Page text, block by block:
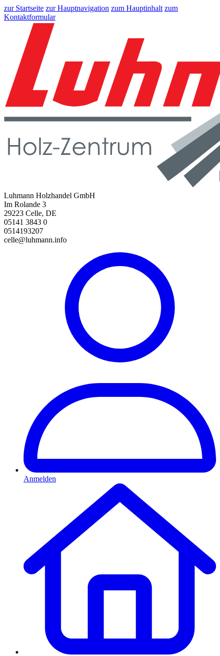
zur Startseite zur Hauptnavigation zum Hauptinhalt zum
Kontaktformular
Luhmann Holzhandel GmbH
Im Rolande 3
29223 Celle, DE
05141 3843 0
0514193207
celle@luhmann.info
Anmelden